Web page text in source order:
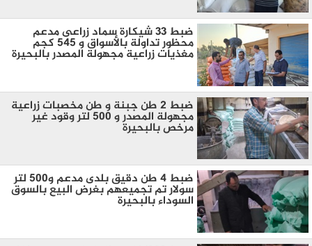
ضبط 33 شيكارة سماد زراعى مدعم
محظور تداولة بالأسواق و 545 كجم
مغذيات زراعية مجهولة المصدر بالبحيرة
ضبط 2 طن جبنة و طن مخصبات زراعية
مجهولة المصدر و 500 لتر وقود غير
مرخص بالبحيرة
ضبط ٤ طن دقيق بلدى مدعم و٥٠٠ لتر
سولار تم تجميعهم بغرض البيع بالسوق
السوداء بالبحيرة